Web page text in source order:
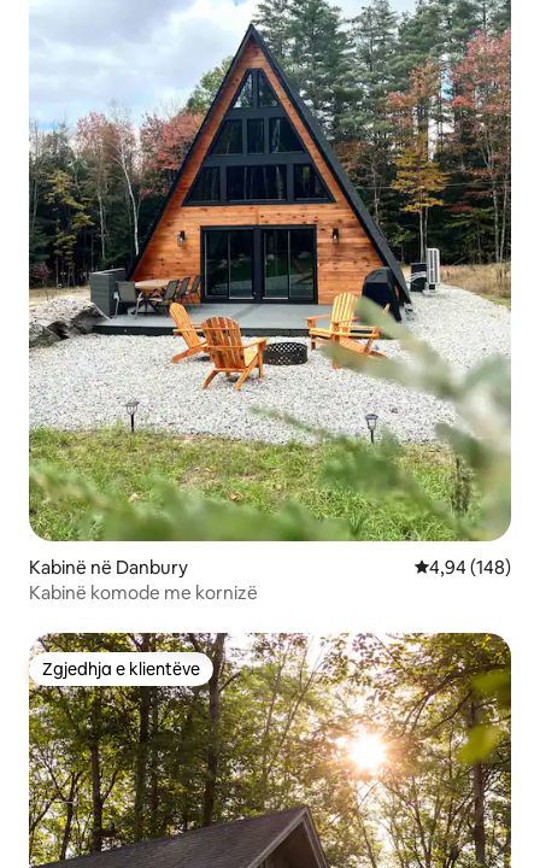
Kabinë në Danbury Vlerësimi
4,94 (148)
Kabinë komode me kornizë
Zgjedhja e klientëve
Zgjedhja e klientëve